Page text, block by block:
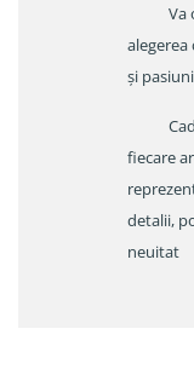
Va
și
fiecare
detalii,
neuitat